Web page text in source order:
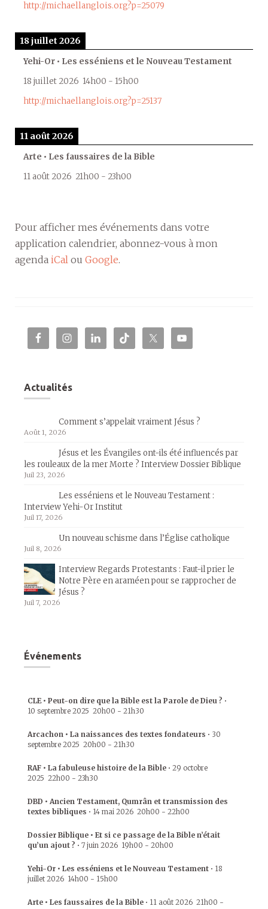
http://michaellanglois.org?p=25079
18 juillet 2026
Yehi-Or • Les esséniens et le Nouveau Testament
18 juillet 2026 14h00 - 15h00
http://michaellanglois.org?p=25137
11 août 2026
Arte • Les faussaires de la Bible
11 août 2026 21h00 - 23h00
Pour afficher mes événements dans votre
application calendrier, abonnez-vous à mon
agenda iCal ou Google.
Actualités
Comment s’appelait vraiment Jésus ?
Août 1, 2026
Jésus et les Évangiles ont-ils été influencés par
les rouleaux de la mer Morte ? Interview Dossier Biblique
Juil 23, 2026
Les esséniens et le Nouveau Testament :
Interview Yehi-Or Institut
Juil 17, 2026
Un nouveau schisme dans l’Église catholique
Juil 8, 2026
Interview Regards Protestants : Faut-il prier le
Notre Père en araméen pour se rapprocher de
Jésus ?
Juil 7, 2026
Événements
CLE • Peut-on dire que la Bible est la Parole de Dieu ? •
10 septembre 2025 20h00 - 21h30
Arcachon • La naissances des textes fondateurs • 30
septembre 2025 20h00 - 21h30
RAF • La fabuleuse histoire de la Bible • 29 octobre
2025 22h00 - 23h30
DBD • Ancien Testament, Qumrân et transmission des
textes bibliques • 14 mai 2026 20h00 - 22h00
Dossier Biblique • Et si ce passage de la Bible n’était
qu’un ajout ? • 7 juin 2026 19h00 - 20h00
Yehi-Or • Les esséniens et le Nouveau Testament • 18
juillet 2026 14h00 - 15h00
Arte • Les faussaires de la Bible • 11 août 2026 21h00 -